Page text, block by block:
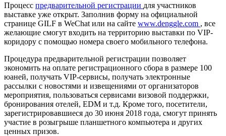
Процесс предварительной регистрации для участников
выставке уже открыт. Заполнив форму на официальной
странице GILF в WeChat или на сайте www.denggle.com , все
желающие смогут входить на территорию выставки по VIP-
коридору с помощью номера своего мобильного телефона.
Процедура предварительной регистрации позволяет
экономить на оплате регистрационного сбора в размере 100
юаней, получать VIP-сервисы, получать электронные
рассылки с новостями и извещениями от организаторов
мероприятия, пользоваться сервисами визовой поддержки,
бронирования отелей, EDM и т.д. Кроме того, посетители,
зарегистрировавшиеся до 30 июня 2018 года, смогут принять
участие в розыгрыше планшетного компьютера и других
ценных призов.